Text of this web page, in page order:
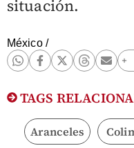
situación.
México/
TAGS
Aranceles